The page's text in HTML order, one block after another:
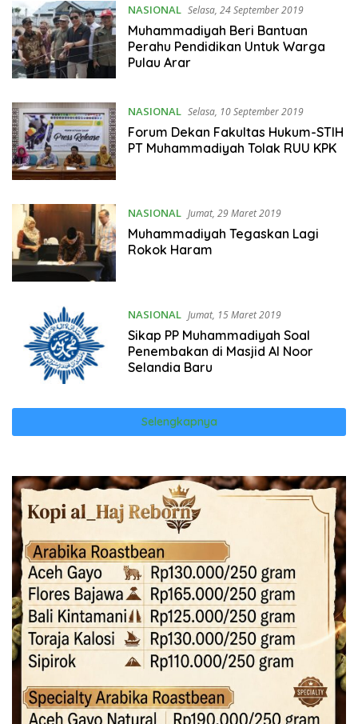
NASIONAL Selasa, 24 September 2019
Muhammadiyah Beri Bantuan
Perahu Pendidikan Untuk Warga
Pulau Arar
NASIONAL Selasa, 10 September 2019
Forum Dekan Fakultas Hukum-STIH
PT Muhammadiyah Tolak RUU KPK
NASIONAL Jumat, 29 Maret 2019
Muhammadiyah Tegaskan Lagi
Rokok Haram
NASIONAL Jumat, 15 Maret 2019
Sikap PP Muhammadiyah Soal
Penembakan di Masjid Al Noor
Selandia Baru
Selengkapnya